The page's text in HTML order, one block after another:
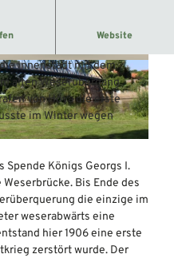
© Mittelweser-Touristik GmbH |CC-BY
Website
Innenstadt mit dem
alten Weserübergang
von Hoya die erste
im Winter wegen
Spende Königs Georgs I.
Bis Ende des
die einzige im
weserabwärts eine
hier 1906 eine erste
zerstört wurde. Der